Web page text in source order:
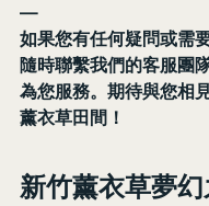
—
如果您有任何疑問或需
隨時聯繫我們的客服團
為您服務。期待與您相
薰衣草田間！
新竹薰衣草夢